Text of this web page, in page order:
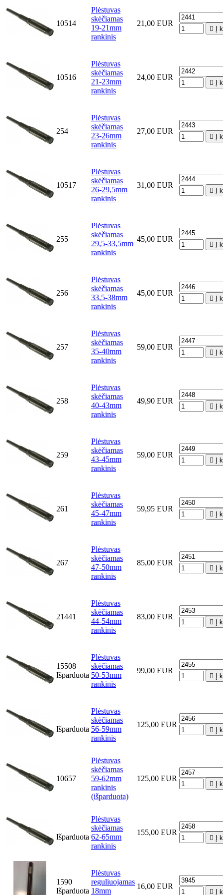
10514
Plėstuvas
skėčiamas
19-21mm
rankinis
21,00 EUR
 Į
10516
Plėstuvas
skėčiamas
21-23mm
rankinis
24,00 EUR
 Į
254
Plėstuvas
skėčiamas
23-26mm
rankinis
27,00 EUR
 Į
10517
Plėstuvas
skėčiamas
26-29,5mm
rankinis
31,00 EUR
 Į
255
Plėstuvas
skėčiamas
29,5-33,5mm
rankinis
45,00 EUR
 Į
256
Plėstuvas
skėčiamas
33,5-38mm
rankinis
45,00 EUR
 Į
257
Plėstuvas
skėčiamas
35-40mm
rankinis
59,00 EUR
 Į
258
Plėstuvas
skėčiamas
40-43mm
rankinis
49,90 EUR
 Į
259
Plėstuvas
skėčiamas
43-45mm
rankinis
59,00 EUR
 Į
261
Plėstuvas
skėčiamas
45-47mm
rankinis
59,95 EUR
 Į
267
Plėstuvas
skėčiamas
47-50mm
rankinis
85,00 EUR
 Į
21441
Plėstuvas
skėčiamas
44-54mm
rankinis
83,00 EUR
 Į
15508
Išparduota
Plėstuvas
skėčiamas
50-53mm
rankinis
99,00 EUR
 Į
Išparduota
Plėstuvas
skėčiamas
56-59mm
rankinis
125,00 EUR
 Į
10657
Plėstuvas
skėčiamas
59-62mm
rankinis
(išparduota)
125,00 EUR
 Į
Išparduota
Plėstuvas
skėčiamas
62-65mm
rankinis
155,00 EUR
 Į
1590
Išparduota
Plėstuvas
reguliuojamas
18mm
16,00 EUR
 Į